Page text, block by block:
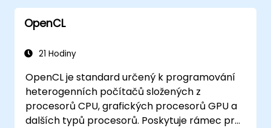
OpenCL
21 Hodiny
OpenCL je standard určený k programování
heterogenních počítačů složených z
procesorů CPU, grafických procesorů GPU a
dalších typů procesorů. Poskytuje rámec pro